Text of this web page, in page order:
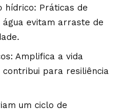
hídrico: Práticas de
evitam arraste de
Amplifica a vida
para resiliência
um ciclo de